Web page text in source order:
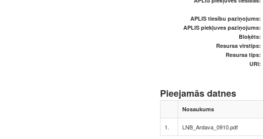
APLIS tiesību paziņojums:
APLIS piekļuves paziņojums:
Bloķēts:
Resursa virstips:
Resursa tips:
URI:
Pieejamās datnes
Nosaukums
1. LNB_Ardava_0910.pdf